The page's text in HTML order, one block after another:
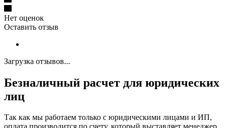
Нет оценок
Оставить отзыв
Загрузка отзывов...
Безналичный расчет для юридических
лиц
Так как мы работаем только с юридическими лицами и ИП,